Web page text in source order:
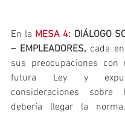
En la MESA 4: DIÁLOGO
– EMPLEADORES, cada
sus preocupaciones con
futura Ley y
consideraciones sobre
debería llegar la